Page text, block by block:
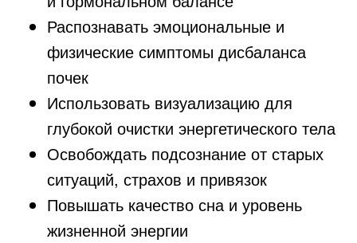
Распознавать эмоциональные и
физические симптомы дисбаланса
почек
Использовать визуализацию для
глубокой очистки энергетического тела
Освобождать подсознание от старых
ситуаций, страхов и привязок
Повышать качество сна и уровень
жизненной энергии